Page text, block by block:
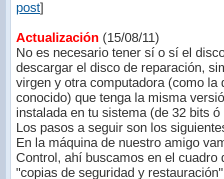
post]
Actualización (15/08/11)
No es necesario tener sí o sí el
descargar el disco de reparación,
virgen y otra computadora (como la
conocido) que tenga la misma
instalada en tu sistema (de 32 bits ó
Los pasos a seguir son los
En la máquina de nuestro amigo
Control, ahí buscamos en el cuadro
"copias de seguridad y